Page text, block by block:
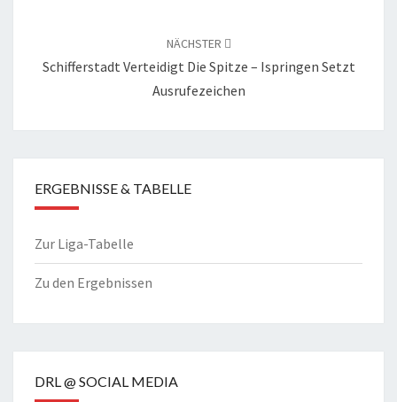
NÄCHSTER
Schifferstadt Verteidigt Die Spitze – Ispringen Setzt
Ausrufezeichen
ERGEBNISSE & TABELLE
Zur Liga-Tabelle
Zu den Ergebnissen
DRL @ SOCIAL MEDIA